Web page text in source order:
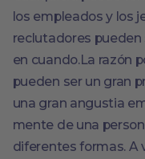
los empleados y los
reclutadores
en cuando.La razón
pueden ser un gran
una gran angustia
mente de una
diferentes formas. A